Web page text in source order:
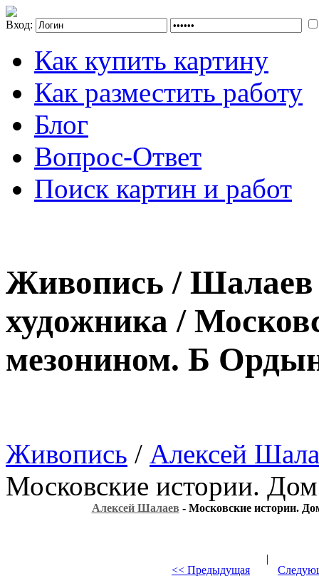
Вход:
Как купить картину
Как разместить работу
Блог
Вопрос-Ответ
Поиск картин и работ
Живопись / Шалаев
художника /
мезонином. Б
Живопись / Алексей
Московские истории.
Алексей Шалаев - Московские истории.
<< Предыдущая
|